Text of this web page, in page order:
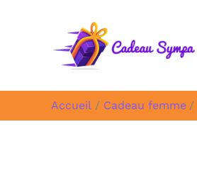
Accueil Cadeau femme